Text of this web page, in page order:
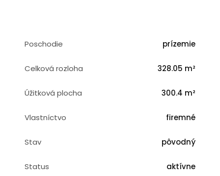
Poschodie prízemie
Celková rozloha 328.05 m²
Úžitková plocha 300.4 m²
Vlastníctvo firemné
Stav pôvodný
Status aktívne